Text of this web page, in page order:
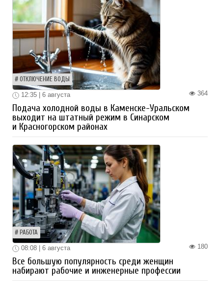
ОТКЛЮЧЕНИЕ ВОДЫ
364
12:35 | 6 августа
Подача холодной воды в Каменске-Уральском
выходит на штатный режим в Синарском
и Красногорском районах
РАБОТА
180
08:08 | 6 августа
Все большую популярность среди женщин
набирают рабочие и инженерные профессии